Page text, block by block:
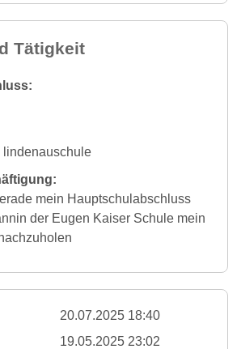
Tätigkeit
lindenauschule
mein Hauptschulabschluss
der Eugen Kaiser Schule mein
20.07.2025 18:40
19.05.2025 23:02